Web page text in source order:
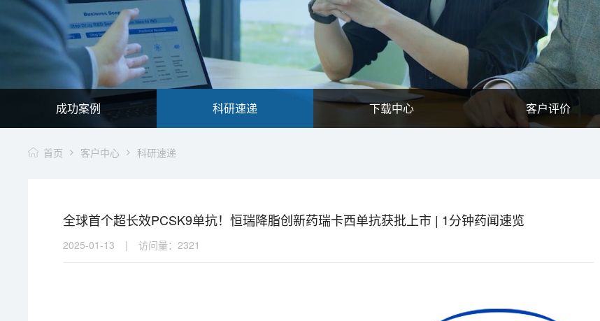
成功案例 科研速递 下载中心 客户评价
首页 客户中心 科研速递
全球首个超长效PCSK9单抗！恒瑞降脂创新药瑞卡西单抗获批上市 | 1分钟药闻速览
2025-01-13 | 访问量：2321